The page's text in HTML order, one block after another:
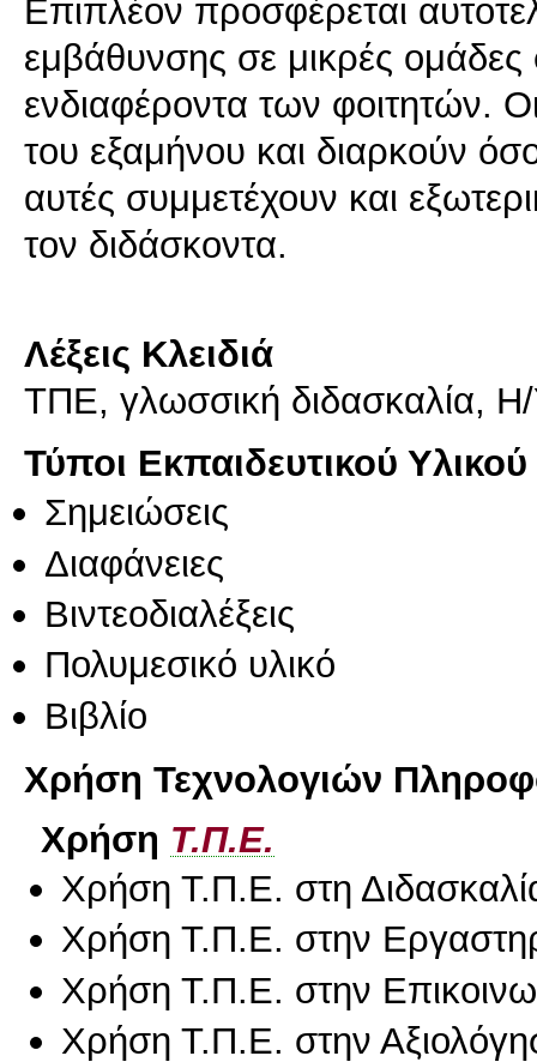
Επιπλέον προσφέρεται
εμβάθυνσης σε μικρές
ενδιαφέροντα των φοιτητών.
του εξαμήνου και διαρκούν
αυτές συμμετέχουν και
τον διδάσκοντα.
Λέξεις Κλειδιά
ΤΠΕ, γλωσσική διδασκαλία,
Τύποι Εκπαιδευτικού Υλικού
Σημειώσεις
Διαφάνειες
Βιντεοδιαλέξεις
Πολυμεσικό υλικό
Βιβλίο
Χρήση Τεχνολογιών
Χρήση Τ.Π.Ε.
Χρήση Τ.Π.Ε. στη
Χρήση Τ.Π.Ε. στην
Χρήση Τ.Π.Ε. στην
Χρήση Τ.Π.Ε. στην